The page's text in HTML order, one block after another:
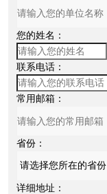
您的姓名：
联系电话：
常用邮箱：
省份：
详细地址：